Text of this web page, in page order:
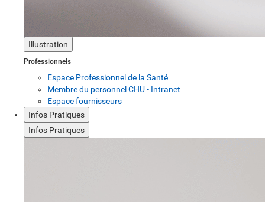
Illustration
Professionnels
Espace Professionnel de la Santé
Membre du personnel CHU - Intranet
Espace fournisseurs
Infos Pratiques
Infos Pratiques